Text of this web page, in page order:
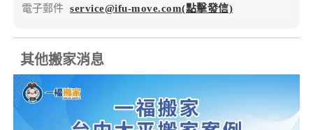
電子郵件 service@ifu-move.com(點擊發信)
其他搬家消息